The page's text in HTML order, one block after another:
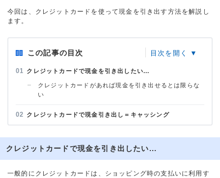
今回は、クレジットカードを使って現金を引き出す方法を解説し
ます。
この記事の目次
クレジットカードで現金を引き出したい...
クレジットカードがあれば現金を引き出せるとは限らな
い
クレジットカードで現金引き出し＝キャッシング
クレジットカードで現金を引き出したい...
一般的にクレジットカードは、ショッピング時の支払いに利用す